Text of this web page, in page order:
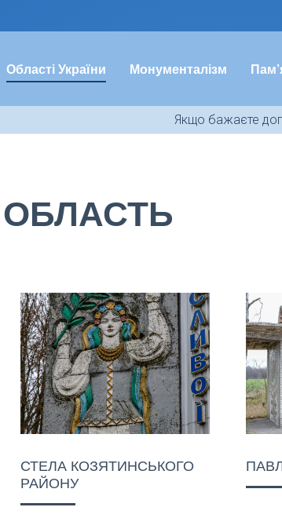
Області України Монументалізм
Якщо бажаєте
СТЕЛА КОЗЯТИНСЬКОГО
РАЙОНУ